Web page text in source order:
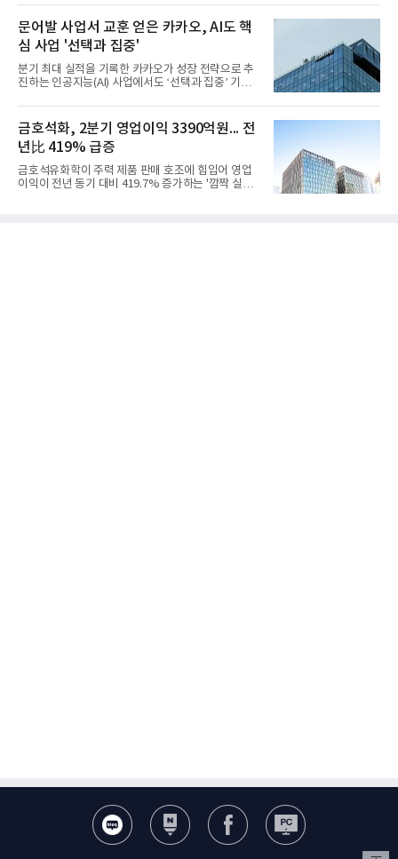
어갔다.롯데케미칼이 2026년 2분기 연결 기준 매출
액 5조6864억원, 영업이익 1101억원을 기록했다고 7
일 밝혔다. 사업별로는 기초화학 부문(롯데케미칼 기
초소재사업·LC타이탄·LC USA·롯데대산석화)이 매
출 3조9403억원, 영업이익 23억원을 기록했다. 정기
보수 영향과 원료 가격 변동에 따른 래깅 효과로 전분
기 대비 수익성은 둔화됐지만 흑자 전환 흐름을 유지
우호적인 환율 효과
문어발 사업서 교훈 얻은 카카오, AI도 핵
심 사업 '선택과 집중'
분기 최대 실적을 기록한 카카오가 성장 전략으로 추
진하는 인공지능(AI) 사업에서도 ‘선택과 집중’ 기조
라 투자에 나서는 것과 달리, 카카오는 ‘카카오톡’이
라는 플랫폼 경쟁력을 활용한 AI 에이전트 서비스에
집중하는 전략이다. 과거 무리한 사업 확장 과정에서
겪었던 시행착오를 되풀이하지 않고 핵심 역량에 집
중하겠다는 취지로 풀이된다.7일 업계에 따르면 카카
오는 올해 2분기 연결 기준 매출 2조985억원, 영업이
익 2770억원을 기록했다. 전년 동기 대비 매출과 영업
금호석화, 2분기 영업이익 3390억원... 전
년比 419% 급증
금호석유화학이 주력 제품 판매 호조에 힘입어 영업
이익이 전년 동기 대비 419.7% 증가하는 '깜짝 실